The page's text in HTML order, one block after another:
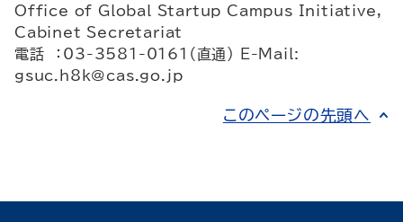
Office of Global Startup Campus Initiative,
Cabinet Secretariat
電話 ：03-3581-0161（直通） E-Mail:
gsuc.h8k@cas.go.jp
このページの先頭へ